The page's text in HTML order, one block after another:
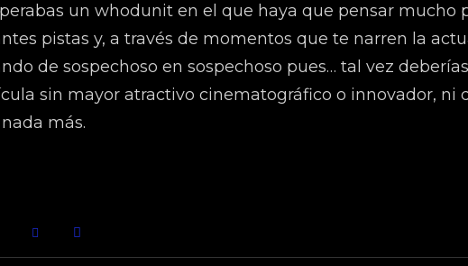
un whodunit en el que haya que pensar mucho
pistas y, a través de momentos que te narren la
de sospechoso en sospechoso pues… tal vez
sin mayor atractivo cinematográfico o innovador, ni
más.